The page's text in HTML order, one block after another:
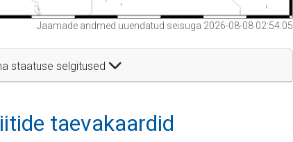
Jaamade andmed uuendatud seisuga 2026-08-08 02:54:05
staatuse selgitused
taevakaardid